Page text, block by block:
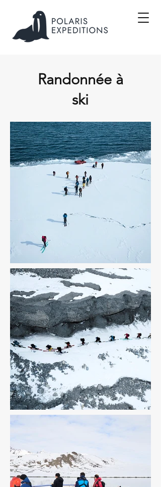
Randonnée à
ski